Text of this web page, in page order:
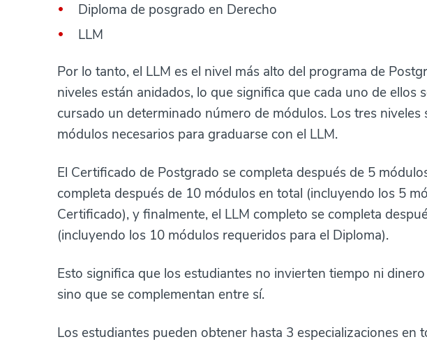
Diploma de posgrado en Derecho
LLM
Por lo tanto, el LLM es el nivel más alto del programa de
niveles están anidados, lo que significa que cada uno de ellos
cursado un determinado número de módulos. Los tres
módulos necesarios para graduarse con el LLM.
El Certificado de Postgrado se completa después de 5
completa después de 10 módulos en total (incluyendo los 5
Certificado), y finalmente, el LLM completo se completa
(incluyendo los 10 módulos requeridos para el Diploma).
Esto significa que los estudiantes no invierten tiempo ni
sino que se complementan entre sí.
Los estudiantes pueden obtener hasta 3 especializaciones en